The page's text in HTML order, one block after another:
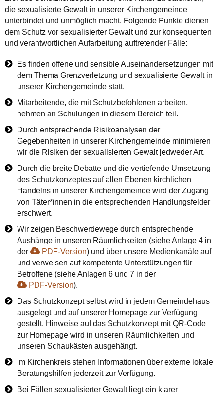
die sexualisierte Gewalt in unserer Kirchengemeinde
unterbindet und unmöglich macht. Folgende Punkte dienen
dem Schutz vor sexualisierter Gewalt und zur konsequenten
und verantwortlichen Aufarbeitung auftretender Fälle:
Es finden offene und sensible Auseinandersetzungen mit
dem Thema Grenzverletzung und sexualisierte Gewalt in
unserer Kirchengemeinde statt.
Mitarbeitende, die mit Schutzbefohlenen arbeiten,
nehmen an Schulungen in diesem Bereich teil.
Durch entsprechende Risikoanalysen der
Gegebenheiten in unserer Kirchengemeinde minimieren
wir die Risiken der sexualisierten Gewalt jedweder Art.
Durch die breite Debatte und die vertiefende Umsetzung
des Schutzkonzeptes auf allen Ebenen kirchlichen
Handelns in unserer Kirchengemeinde wird der Zugang
von Täter*innen in die entsprechenden Handlungsfelder
erschwert.
Wir zeigen Beschwerdewege durch entsprechende
Aushänge in unseren Räumlichkeiten (siehe Anlage 4 in
der
PDF‑Version) und über unsere Medienkanäle auf
und verweisen auf kompetente Unterstützungen für
Betroffene (siehe Anlagen 6 und 7 in der
PDF‑Version).
Das Schutzkonzept selbst wird in jedem Gemeindehaus
ausgelegt und auf unserer Homepage zur Verfügung
gestellt. Hinweise auf das Schutzkonzept mit QR-Code
zur Homepage wird in unseren Räumlichkeiten und
unseren Schaukästen ausgehängt.
Im Kirchenkreis stehen Informationen über externe lokale
Beratungshilfen jederzeit zur Verfügung.
Bei Fällen sexualisierter Gewalt liegt ein klarer